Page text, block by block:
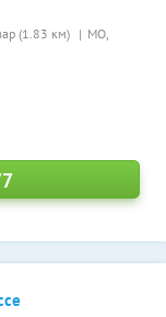
(1.83 км)
МО,